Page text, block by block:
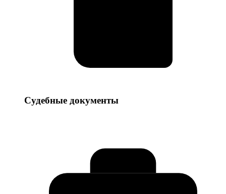
Судебные
Судебные документы